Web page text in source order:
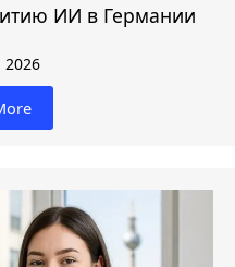
ИИ в Германии
2026